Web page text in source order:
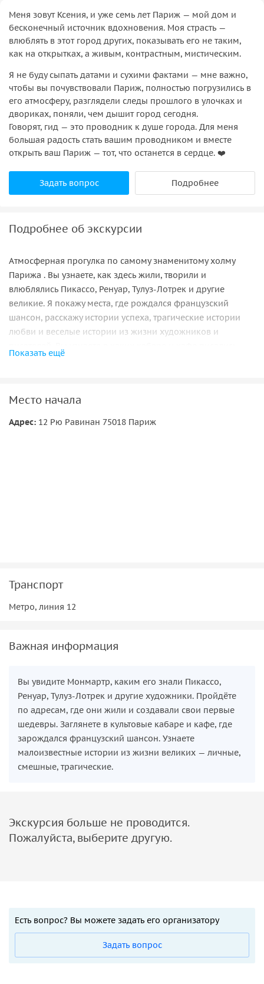
Меня зовут Ксения, и уже семь лет Париж — мой дом и
бесконечный источник вдохновения. Моя страсть —
влюблять в этот город других, показывать его не таким,
как на открытках, а живым, контрастным, мистическим.
Я не буду сыпать датами и сухими фактами — мне важно,
чтобы вы почувствовали Париж, полностью погрузились в
его атмосферу, разглядели следы прошлого в улочках и
двориках, поняли, чем дышит город сегодня.
Говорят, гид — это проводник к душе города. Для меня
большая радость стать вашим проводником и вместе
открыть ваш Париж — тот, что останется в сердце. ❤️
Задать вопрос Подробнее
Подробнее об экскурсии
Атмосферная прогулка по самому знаменитому холму
Парижа . Вы узнаете, как здесь жили, творили и
влюблялись Пикассо, Ренуар, Тулуз-Лотрек и другие
великие. Я покажу места, где рождался французский
шансон, расскажу истории успеха, трагические истории
любви и веселые истории из жизни художников и
знаменитые картины и сочинялись песни. Погрузимся в
Показать ещё
Место начала
Адрес: 12 Рю Равинан 75018 Париж
Транспорт
Метро, линия 12
Важная информация
Вы увидите Монмартр, каким его знали Пикассо,
Ренуар, Тулуз-Лотрек и другие художники. Пройдёте
по адресам, где они жили и создавали свои первые
шедевры. Заглянете в культовые кабаре и кафе, где
зарождался французский шансон. Узнаете
малоизвестные истории из жизни великих — личные,
смешные, трагические.
Экскурсия больше не проводится.
Пожалуйста, выберите другую.
Есть вопрос? Вы можете задать его организатору
Задать вопрос